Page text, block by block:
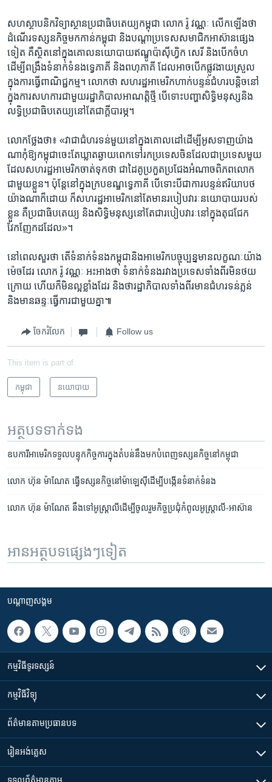
សហ​ស្ថាបនិក​វិទ្យាស្ថាន​ប្រជា​ធិបតេយ្យ​កម្ពុជា​ លោក​ រ៉ូ វណ្ណៈ​ លើក​ឡើង​ថា ​
ដំណើរ​ទស្សន​កិច្ច​មក​កាន់​កម្ពុជា​ និង​បណ្តា​ប្រទេស​សមាជិក​អាស៊ាន​ផ្សេង​
ទៀត​ គឺ​ស្ថិត​នៅ​ក្នុង​គោល​នយោបាយ​ឥណ្ឌូ​ប៉ាស៊ីហ្វិក ​សេរី​ និង​បើក​ចំហ​
ដើម្បី​ពង្រឹង​ទំនាក់​ទំនង​ទ្វេភាគី​ និង​ពហុភាគី​ ដែល​អាច​បើក​ផ្លូវ​ងាយ​ស្រួល
ក្នុង​ការ​ធ្វើ​ពាណិជ្ជ​កម្ម។​ លោក​ថា ​សហ​រដ្ឋ​អាមេរិក​ហាក់​បន្ទន់​ជំហរបន្តិច​នៅ​
ក្នុង​ការ​សហការ​ជាមួយ​រដ្ឋាភិបាល​អាណត្តិ​ថ្មី​ ​បើ​ទោះ​បញ្ហា​សិទ្ធិ​មនុស្ស​និង​
លទ្ធិ​ប្រជា​ធិបតេយ្យ​នៅ​តែ​ជាក្តី​បារម្ភ។​
លោក​ថ្លែង​ថា៖​ «វា​ជា​ជំហរ​ទន់​មួយ​នៅ​ក្នុង​គោល​ដៅ​ដើម្បី​អូសទាញ​យ៉ាង​
ណា​កុំ​ឱ្យ​កម្ពុជា​ចេះ​តែ​ឃ្លាត​ឆ្ងាយ​ពេក​ទៅ​រក​ប្រទេស​ចិន​ដែល​ជាប្រ​ទេស​មួយ ​
ដែល​សហ​រដ្ឋ​អាមេរិក​ចាត់​ទុក​ថា ជា​ដៃ​គូ​ប្រកួត​ប្រជែង​អំណាច​ពិភពលោក​
ជាមួយខ្លួន។ ប៉ុន្តែ​នៅ​ក្នុង​ក្រប​ខណ្ឌ​ទ្វេភាគី ​បើទោះ​បី​ជា​ការ​បន្ទន់​ឥរិយាបថ​
យ៉ាង​ណា​ក៏​ដោយ ​ក៏​សហ​រដ្ឋ​អាមេរិក​នៅ​តែ​មាន​របៀប​វារៈ​នយោបាយ​របស់​
ខ្លួន​ គឺ​ប្រជា​ធិបតេយ្យ ​និង​សិទ្ធិ​មនុស្ស​នៅ​តែ​ជា​របៀប​វារៈ​នៅ​ក្នុង​តុ​ជជែក​
វែកញែក​ដដែល»។​
នៅ​ពេល​សួរ​ថា​ តើ​ទំនាក់​ទំនង​កម្ពុជា​និង​អាមេរិក​បច្ចុប្បន្ន​មាន​លក្ខណៈ​យ៉ាង​
ម៉េច​ដែរ​ ​លោក​ រ៉ូ វណ្ណៈ ​អះអាង​ថា​ ទំនាក់​ទំនង​រវាង​ប្រទេស​ទាំង​ពីរ​មិន​ថយ​
ក្រោយ​ ហើយ​ក៏​មិនល្អ​ខ្លាំង​ដែរ​ និង​ថា​រដ្ឋាភិបាល​ទាំង​ពីរ​មាន​ជំហរ​ទន់ភ្លន់​
និង​មាន​ឆន្ទៈ​ធ្វើ​ការ​ជា​មួយ​គ្នា៕​
ចែករំលែក Follow us
This item is part of
កម្ពុជា នយោបាយ
អត្ថបទ​ទាក់ទង
ឧបការី​អាមេរិក​ទទួល​បន្ទុក​កិច្ចការ​ក្នុង​តំបន់​នឹង​មក​បំពេញ​ទស្សនកិច្ច​នៅ​កម្ពុជា
លោក ហ៊ុន ម៉ាណែត ធ្វើ​ទស្សនកិច្ច​នៅ​ម៉ាឡេស៊ី​ដើម្បី​បង្កើន​ទំនាក់ទំនង
លោក ហ៊ុន ម៉ាណែត នឹង​ទៅ​អូស្ត្រាលី​ដើម្បី​ចូលរួម​កិច្ចប្រជុំ​កំពូល​អូស្ត្រាលី-អាស៊ាន
អានអត្ថបទផ្សេងៗទៀត
បណ្តាញ​សង្គម
កម្មវិធី​ទូរទស្សន៍
កម្មវិធី​វិទ្យុ
ព័ត៌មាន​តាមប្រធានបទ​
រៀន​​អង់គ្លេស